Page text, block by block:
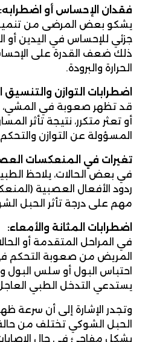
فقدان الإحساس أو اضطرابه:
يشكو بعض المرضى من
جزئي للإحساس في اليدين أو
ذلك ضعف القدرة على الإحساس
الحرارة والبرودة.
اضطرابات التوازن والتنسيق
قد تظهر صعوبة في المشي،
أو تعثر متكرر، نتيجة تأثر
المسؤولة عن التوازن
تغيرات في المنعكسات
في بعض الحالات، يلاحظ
ردود الأفعال العصبية
مهم على درجة تأثر الحبل
اضطرابات المثانة والأمعاء:
في المراحل المتقدمة أو
المريض من صعوبة التحكم في
احتباس البول أو سلس البول
يستدعي التدخل الطبي
وتجدر الإشارة إلى أن سرعة
الحبل الشوكي تختلف من
بشكل مفاجئ في حال الإصابات